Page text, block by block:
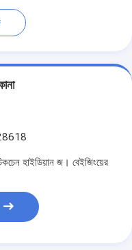
হাইডিয়ান জ। বেইজিংয়ের